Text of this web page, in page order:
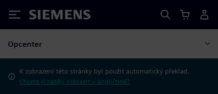
Siemens
Opcenter
K zobrazení této stránky byl použit automatický překlad.
Chcete ji raději zobrazit v angličtině?